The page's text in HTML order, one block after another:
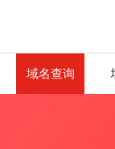
域名查询